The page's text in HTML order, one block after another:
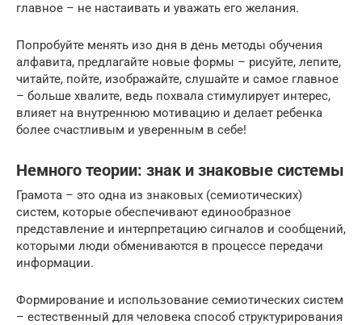
главное – не настаивать и уважать его желания.
Попробуйте менять изо дня в день методы обучения
алфавита, предлагайте новые формы – рисуйте, лепите,
читайте, пойте, изображайте, слушайте и самое главное
– больше хвалите, ведь похвала стимулирует интерес,
влияет на внутреннюю мотивацию и делает ребенка
более счастливым и уверенным в себе!
Немного теории: знак и знаковые системы
Грамота – это одна из знаковых (семиотических)
систем, которые обеспечивают единообразное
представление и интерпретацию сигналов и сообщений,
которыми люди обмениваются в процессе передачи
информации.
Формирование и использование семиотических систем
– естественный для человека способ структурирования